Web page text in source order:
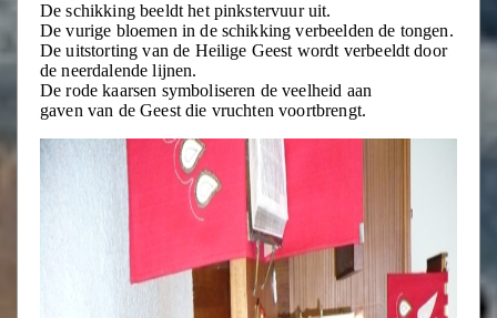
De schikking beeldt het pinkstervuur uit.
De vurige bloemen in de schikking verbeelden de tongen.
De uitstorting van de Heilige Geest wordt verbeeldt door
de neerdalende lijnen.
De rode kaarsen symboliseren de veelheid aan
gaven van de Geest die vruchten voortbrengt.